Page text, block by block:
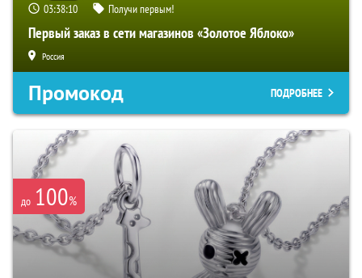
03:38:09 Получи первым!
Первый заказ в сети магазинов «Золотое Яблоко»
Россия
Промокод ПОДРОБНЕЕ
до 100%